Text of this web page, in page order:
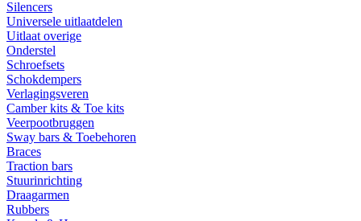
Silencers
Universele uitlaatdelen
Uitlaat overige
Onderstel
Schroefsets
Schokdempers
Verlagingsveren
Camber kits & Toe kits
Veerpootbruggen
Sway bars & Toebehoren
Braces
Traction bars
Stuurinrichting
Draagarmen
Rubbers